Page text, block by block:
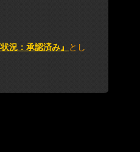
況：承認済み』
とし